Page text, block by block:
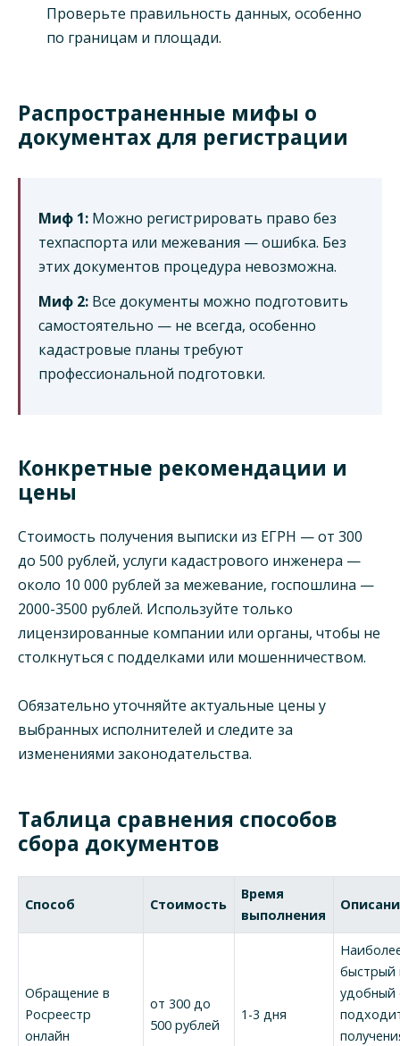
Проверьте правильность данных, особенно
по границам и площади.
Распространенные мифы о
документах для регистрации
Миф 1: Можно регистрировать право без
техпаспорта или межевания — ошибка. Без
этих документов процедура невозможна.
Миф 2: Все документы можно подготовить
самостоятельно — не всегда, особенно
кадастровые планы требуют
профессиональной подготовки.
Конкретные рекомендации и
цены
Стоимость получения выписки из ЕГРН — от 300
до 500 рублей, услуги кадастрового инженера —
около 10 000 рублей за межевание, госпошлина —
2000-3500 рублей. Используйте только
лицензированные компании или органы, чтобы не
столкнуться с подделками или мошенничеством.
Обязательно уточняйте актуальные цены у
выбранных исполнителей и следите за
изменениями законодательства.
Таблица сравнения способов
сбора документов
Способ Стоимость
Время
выполнения
Обращение в
Росреестр
онлайн
от 300 до
500 рублей
1-3 дня
быстрый
удобный